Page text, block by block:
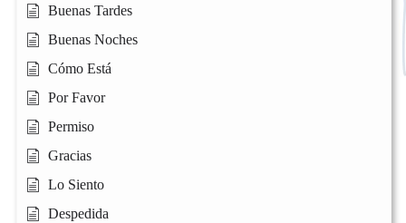
Buenas Tardes
Buenas Noches
Cómo Está
Por Favor
Permiso
Gracias
Lo Siento
Despedida